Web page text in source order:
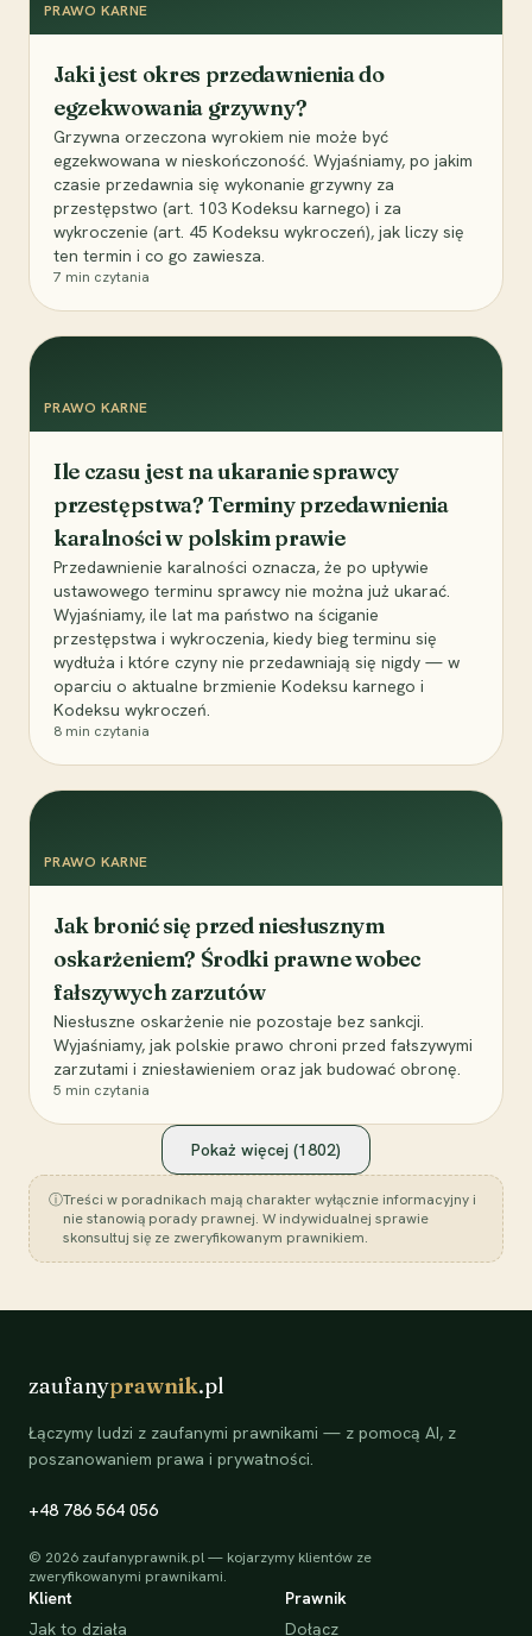
PRAWO KARNE
Jaki jest okres przedawnienia do
egzekwowania grzywny?
Grzywna orzeczona wyrokiem nie może być
egzekwowana w nieskończoność. Wyjaśniamy, po jakim
czasie przedawnia się wykonanie grzywny za
przestępstwo (art. 103 Kodeksu karnego) i za
wykroczenie (art. 45 Kodeksu wykroczeń), jak liczy się
ten termin i co go zawiesza.
7 min czytania
PRAWO KARNE
Ile czasu jest na ukaranie sprawcy
przestępstwa? Terminy przedawnienia
karalności w polskim prawie
Przedawnienie karalności oznacza, że po upływie
ustawowego terminu sprawcy nie można już ukarać.
Wyjaśniamy, ile lat ma państwo na ściganie
przestępstwa i wykroczenia, kiedy bieg terminu się
wydłuża i które czyny nie przedawniają się nigdy — w
oparciu o aktualne brzmienie Kodeksu karnego i
Kodeksu wykroczeń.
8 min czytania
PRAWO KARNE
Jak bronić się przed niesłusznym
oskarżeniem? Środki prawne wobec
fałszywych zarzutów
Niesłuszne oskarżenie nie pozostaje bez sankcji.
Wyjaśniamy, jak polskie prawo chroni przed fałszywymi
zarzutami i zniesławieniem oraz jak budować obronę.
5 min czytania
Pokaż więcej (1802)
ⓘTreści w poradnikach mają charakter wyłącznie informacyjny i
nie stanowią porady prawnej. W indywidualnej sprawie
skonsultuj się ze zweryfikowanym prawnikiem.
zaufanyprawnik.pl
Łączymy ludzi z zaufanymi prawnikami — z pomocą AI, z
poszanowaniem prawa i prywatności.
+48 786 564 056
© 2026 zaufanyprawnik.pl — kojarzymy klientów ze
zweryfikowanymi prawnikami.
Klient
Jak to działa
Prawnik
Dołącz